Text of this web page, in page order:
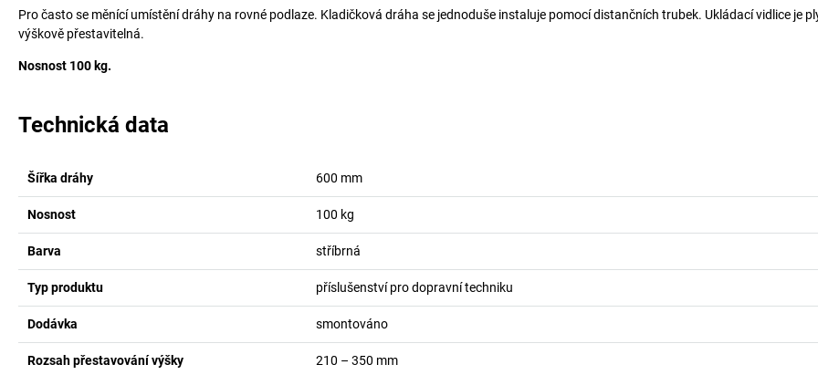
Pro často se měnící umístění dráhy na rovné podlaze. Kladičková dráha se jednoduše instaluje pomocí distančních trubek. Ukládací vidlice je
výškově přestavitelná.
Nosnost 100 kg.
Technická data
Šířka dráhy 600 mm
Nosnost 100 kg
Barva stříbrná
Typ produktu příslušenství pro dopravní techniku
Dodávka smontováno
Rozsah přestavování výšky 210 – 350 mm